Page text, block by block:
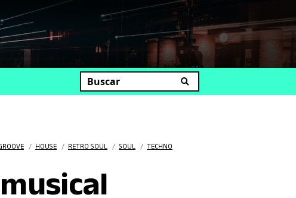
/ HOUSE / RETRO SOUL / SOUL / TECHNO